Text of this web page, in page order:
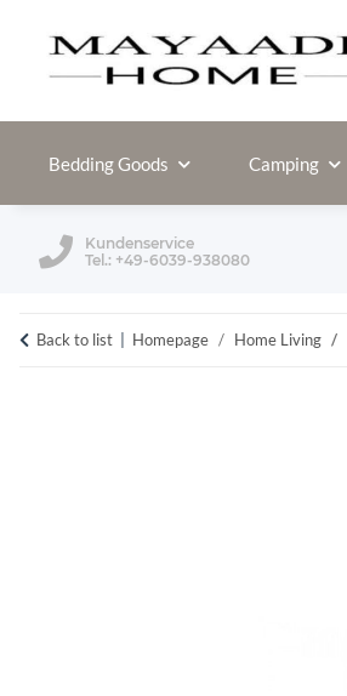
Bedding Goods Camping
Kundenservice
Tel.: +49-6039-938080
Back to list Homepage Home Living